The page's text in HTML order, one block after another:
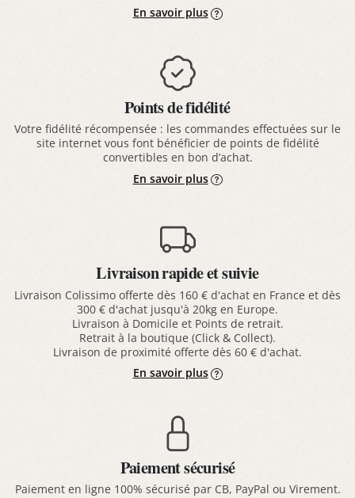
En savoir plus
Points de fidélité
Votre fidélité récompensée : les commandes effectuées sur le
site internet vous font bénéficier de points de fidélité
convertibles en bon d’achat.
En savoir plus
Livraison rapide et suivie
Livraison Colissimo offerte dès 160 € d'achat en France et dès
300 € d'achat jusqu'à 20kg en Europe.
Livraison à Domicile et Points de retrait.
Retrait à la boutique (Click & Collect).
Livraison de proximité offerte dès 60 € d'achat.
En savoir plus
Paiement sécurisé
Paiement en ligne 100% sécurisé par CB, PayPal ou Virement.